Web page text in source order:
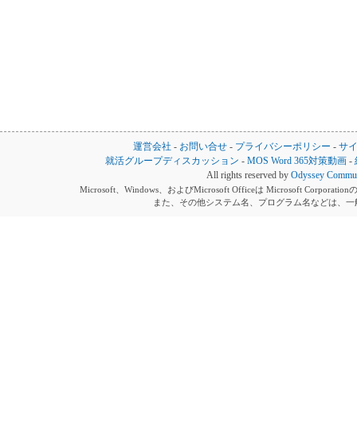
運営会社 - お問い合せ - プライバシーポリシー - サ
就活グループディスカッション -MOS Word 365対策動画 -
All rights reserved by Odyssey
Microsoft、Windows、およびMicrosoft Officeは Microsoft Corporation
また、その他システム名、プログラム名などは、